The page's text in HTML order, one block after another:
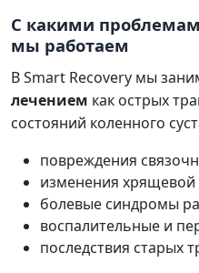
С какими
мы работаем
В Smart Recovery мы
лечением как острых
состояний коленного
повреждения
изменения хрящевой
болевые синдромы
воспалительные и
последствия старых